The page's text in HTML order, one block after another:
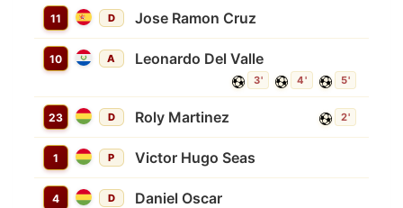
11 D Jose Ramon Cruz
10 A Leonardo Del Valle
3' 4' 5'
23 D Roly Martinez 2'
1 P Victor Hugo Seas
4 D Daniel Oscar